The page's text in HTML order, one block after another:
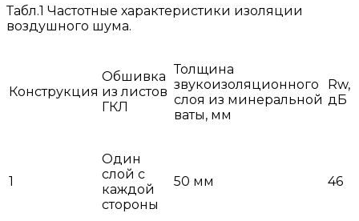
Табл.1 Частотные характеристики изоляции
воздушного шума.
Конструкция
Обшивка
из листов
ГКЛ
Толщина
звукоизоляционного
слоя из минеральной
ваты, мм
Rw,
дБ
1
Один
слой с
каждой
стороны
50 мм 46